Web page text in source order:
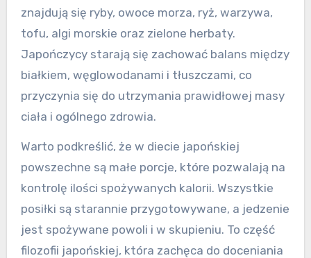
znajdują się ryby, owoce morza, ryż, warzywa,
tofu, algi morskie oraz zielone herbaty.
Japończycy starają się zachować balans między
białkiem, węglowodanami i tłuszczami, co
przyczynia się do utrzymania prawidłowej masy
ciała i ogólnego zdrowia.
Warto podkreślić, że w diecie japońskiej
powszechne są małe porcje, które pozwalają na
kontrolę ilości spożywanych kalorii. Wszystkie
posiłki są starannie przygotowywane, a jedzenie
jest spożywane powoli i w skupieniu. To część
filozofii japońskiej, która zachęca do doceniania